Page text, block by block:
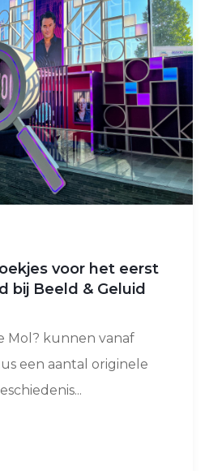
voor het eerst
bij Beeld & Geluid
Mol? kunnen vanaf
een aantal originele